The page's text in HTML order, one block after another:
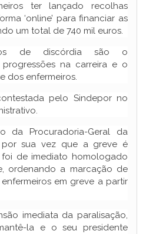
ter lançado recolhas
‘online’ para financiar as
um total de 740 mil euros.
de discórdia são o
na carreira e o
dos enfermeiros.
pelo Sindepor no
da Procuradoria-Geral da
por sua vez que a greve é
de imediato homologado
ordenando a marcação de
em greve a partir
imediata da paralisação,
la e o seu presidente